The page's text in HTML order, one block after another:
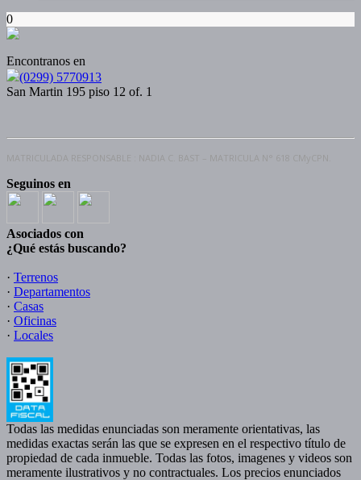
0
Encontranos en
(0299) 5770913
San Martin 195 piso 12 of. 1
MATRICULADA RESPONSABLE : NADIA C. BAST – MATRICULA N° 618 CMyCPN.
Seguinos en
Asociados con
¿Qué estás buscando?
· Terrenos
· Departamentos
· Casas
· Oficinas
· Locales
Todas las medidas enunciadas son meramente orientativas, las
medidas exactas serán las que se expresen en el respectivo título de
propiedad de cada inmueble. Todas las fotos, imagenes y videos son
meramente ilustrativos y no contractuales. Los precios enunciados